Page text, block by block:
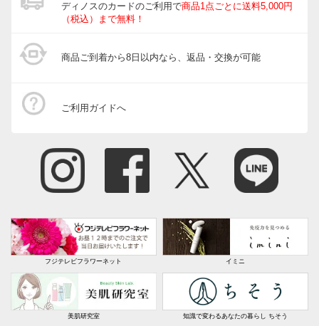
ディノスのカードのご利用で商品1点ごとに送料5,000円
（税込）まで無料！
商品ご到着から8日以内なら、返品・交換が可能
ご利用ガイドへ
フジテレビフラワーネット イミニ
美肌研究室 知識で変わるあなたの暮らし ちそう